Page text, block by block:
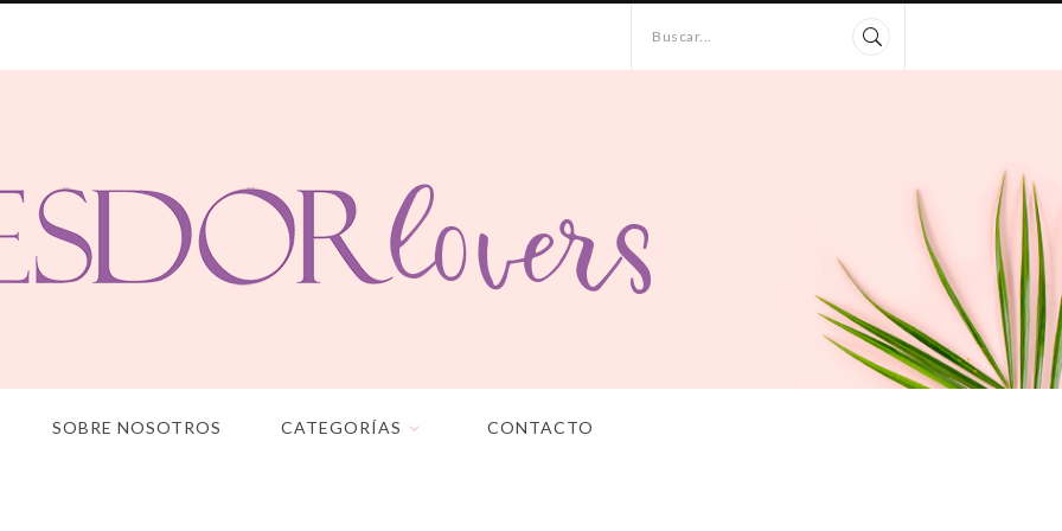
Buscar...
SOBRE NOSOTROS CATEGORÍAS CONTACTO